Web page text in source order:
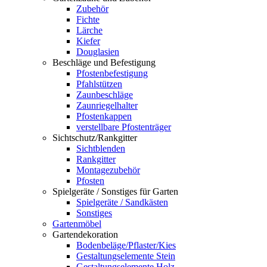
Zubehör
Fichte
Lärche
Kiefer
Douglasien
Beschläge und Befestigung
Pfostenbefestigung
Pfahlstützen
Zaunbeschläge
Zaunriegelhalter
Pfostenkappen
verstellbare Pfostenträger
Sichtschutz/Rankgitter
Sichtblenden
Rankgitter
Montagezubehör
Pfosten
Spielgeräte / Sonstiges für Garten
Spielgeräte / Sandkästen
Sonstiges
Gartenmöbel
Gartendekoration
Bodenbeläge/Pflaster/Kies
Gestaltungselemente Stein